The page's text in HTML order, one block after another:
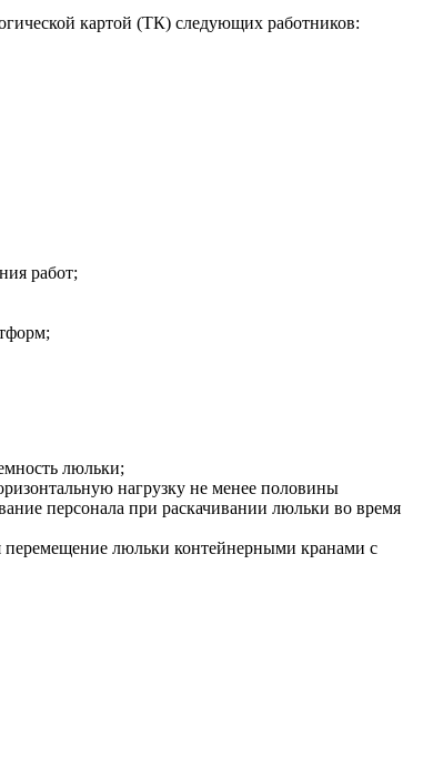
картой (ТК) следующих работников:
работ;
люльки;
нагрузку не менее половины
персонала при раскачивании люльки во время
люльки контейнерными кранами с